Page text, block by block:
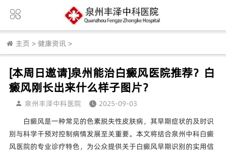
主页 > 健康资讯 >
[本周日邀请]泉州能治白癜风医院推荐？白
癜风刚长出来什么样子图片？
泉州丰泽中科医院
2025-09-03
白癜风是一种常见的色素脱失性皮肤病，其早期症状的及时识
别与科学干预对控制病情发展至关重要。本文将结合泉州中科白癜
风医院的专业诊疗特色，为公众提供关于白癜风早期识别的实用信